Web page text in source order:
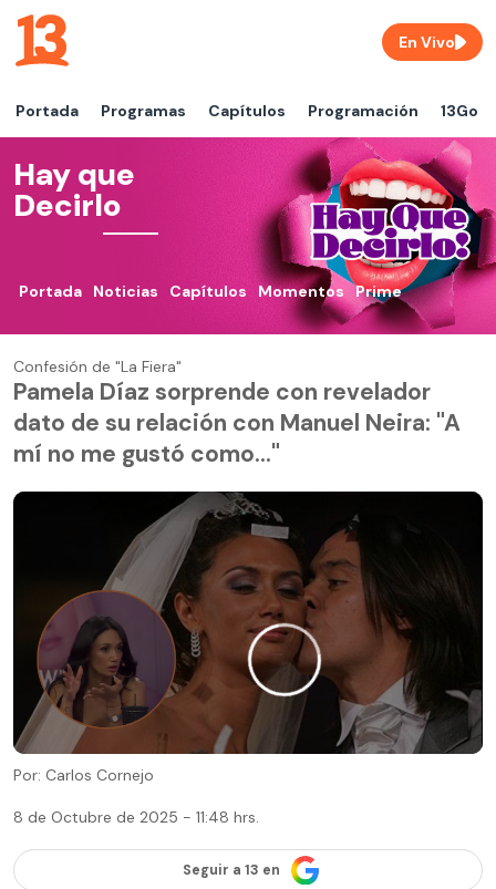
Portada Programas Capítulos Programación 13Go
En Vivo
Hay que
Decirlo
Portada Noticias Capítulos Momentos Prime
Confesión de "La Fiera"
Pamela Díaz sorprende con revelador
dato de su relación con Manuel Neira: "A
mí no me gustó como..."
Por: Carlos Cornejo
8 de Octubre de 2025 - 11:48 hrs.
Seguir a 13 en